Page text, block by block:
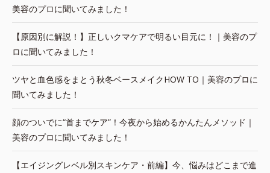
美容のプロに聞いてみました！
【原因別に解説！】正しいクマケアで明るい目元に！｜美容のプ
ロに聞いてみました！
ツヤと血色感をまとう秋冬ベースメイクHOW TO｜美容のプロに
聞いてみました！
顔のついでに“首までケア”！今夜から始めるかんたんメソッド｜
美容のプロに聞いてみました！
【エイジングレベル別スキンケア・前編】今、悩みはどこまで進